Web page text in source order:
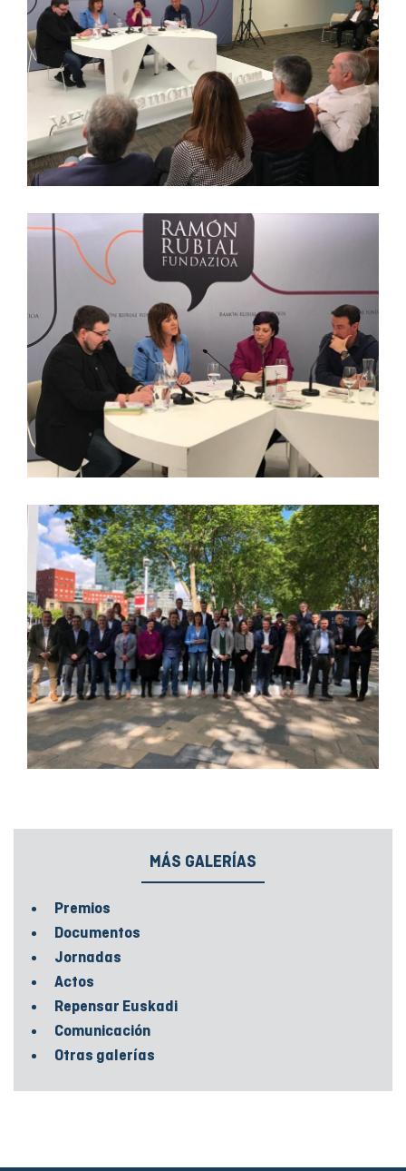
MÁS GALERÍAS
Premios
Documentos
Jornadas
Actos
Repensar Euskadi
Comunicación
Otras galerías